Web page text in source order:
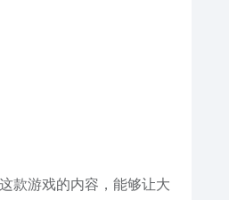
款游戏的内容，能够让大